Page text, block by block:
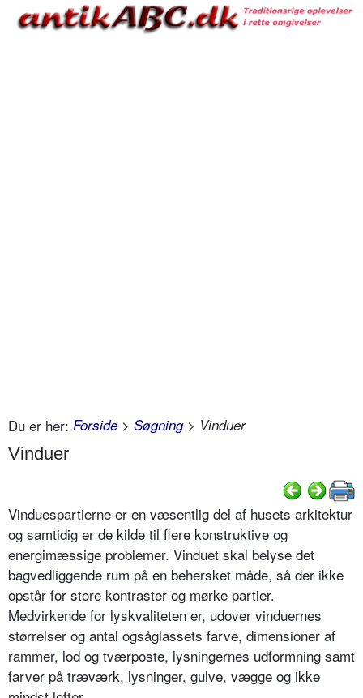
Du er her: Forside > Søgning> Vinduer
Vinduer
Vinduespartierne er en væsentlig del af husets arkitektur
og samtidig er de kilde til flere konstruktive og
energimæssige problemer. Vinduet skal belyse det
bagvedliggende rum på en behersket måde, så der ikke
opstår for store kontraster og mørke partier.
Medvirkende for lyskvaliteten er, udover vinduernes
størrelser og antal ogsåglassets farve, dimensioner af
rammer, lod og tværposte, lysningernes udformning samt
farver på træværk, lysninger, gulve, vægge og ikke